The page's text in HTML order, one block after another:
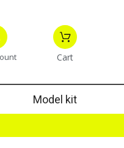
Cart
Model kit